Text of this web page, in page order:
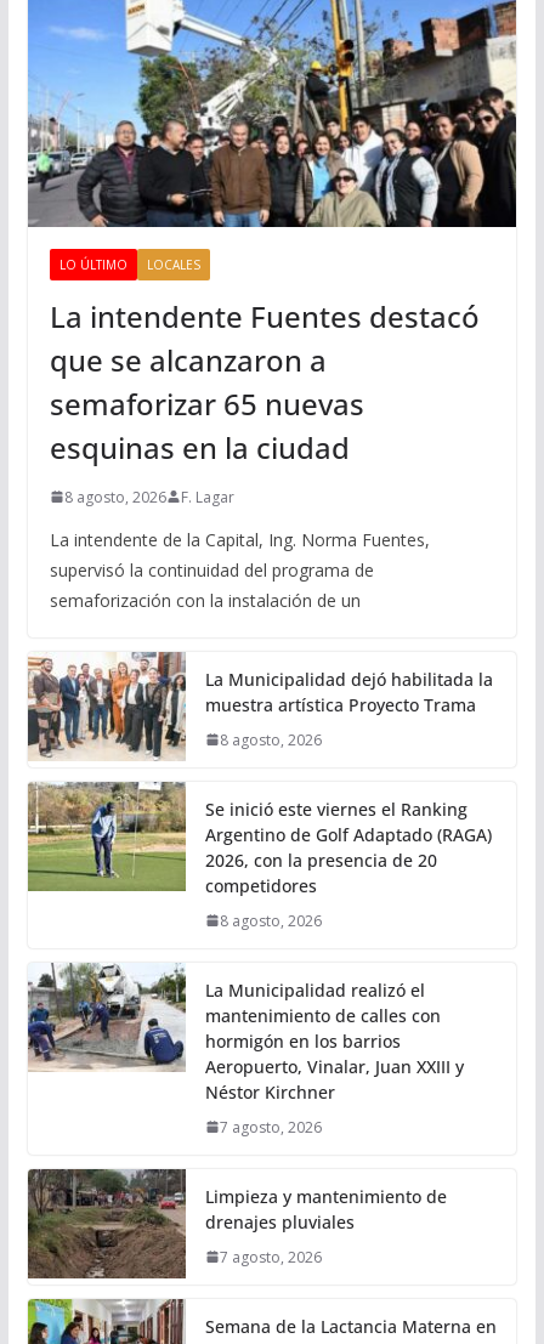
LO ÚLTIMO LOCALES
La intendente Fuentes destacó
que se alcanzaron a
semaforizar 65 nuevas
esquinas en la ciudad
8 agosto, 2026 F. Lagar
La intendente de la Capital, Ing. Norma Fuentes,
supervisó la continuidad del programa de
semaforización con la instalación de un
La Municipalidad dejó habilitada la
muestra artística Proyecto Trama
8 agosto, 2026
Se inició este viernes el Ranking
Argentino de Golf Adaptado (RAGA)
2026, con la presencia de 20
competidores
8 agosto, 2026
La Municipalidad realizó el
mantenimiento de calles con
hormigón en los barrios
Aeropuerto, Vinalar, Juan XXIII y
Néstor Kirchner
7 agosto, 2026
Limpieza y mantenimiento de
drenajes pluviales
7 agosto, 2026
Semana de la Lactancia Materna en